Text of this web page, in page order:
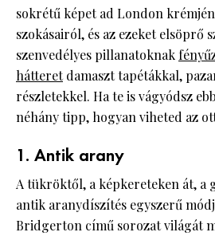
sokrétű képet ad London
szokásairól, és az ezeket elsöprő
szenvedélyes pillanatoknak
hátteretdamaszt tapétákkal,
részletekkel. Ha te is vágyódsz
néhány tipp, hogyan viheted az
1. Antik arany
A tükröktől, a képkereteken át, a
antik aranydíszítés egyszerű
Bridgerton című sorozat világát